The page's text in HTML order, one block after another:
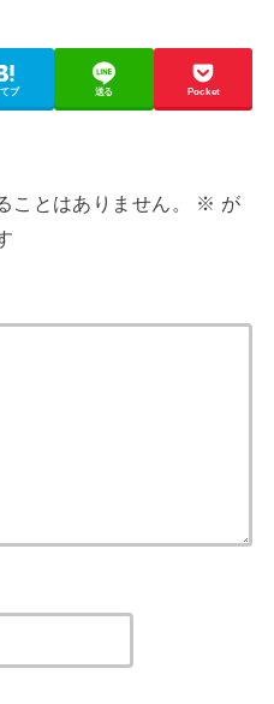
ブ 送る Pocket
ことはありません。 ※ が